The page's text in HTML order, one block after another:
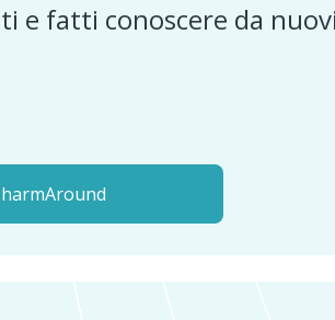
e fatti conoscere da